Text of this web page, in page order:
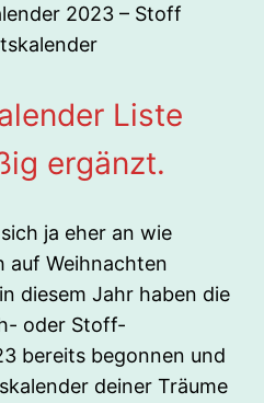
2023 – Stoff
Liste
ergänzt.
ja eher an wie
auf Weihnachten
diesem Jahr haben die
oder Stoff-
bereits begonnen und
deiner Träume